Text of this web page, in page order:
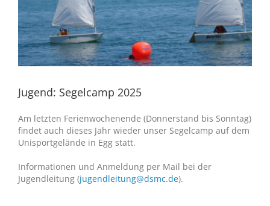
Jugend: Segelcamp 2025
Am letzten Ferienwochenende (Donnerstand bis Sonntag)
findet auch dieses Jahr wieder unser Segelcamp auf dem
Unisportgelände in Egg statt.
Informationen und Anmeldung per Mail bei der
Jugendleitung (jugendleitung@dsmc.de).